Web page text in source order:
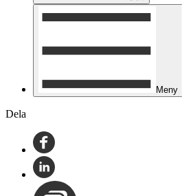
Meny
Dela